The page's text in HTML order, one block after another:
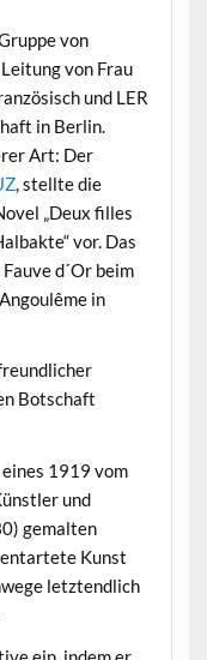
von
von Frau
und LER
in Berlin.
Art: Der
, stellte die
„Deux filles
vor. Das
d´Or beim
in
Botschaft
1919 vom
und
gemalten
entartete Kunst
letztendlich